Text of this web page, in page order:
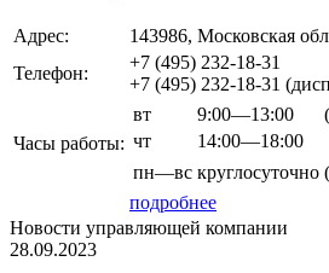
Адрес:
143986, Московская
Телефон:
+7 (495) 232-18-31
+7 (495) 232-18-31
Часы работы:
вт 9:00—13:00
чт
14:00—18:00
пн—вс круглосуточно
подробнее
Новости управляющей компании
28.09.2023